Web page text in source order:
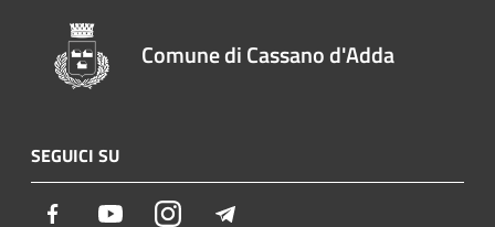
Comune di Cassano d'Adda
SEGUICI SU
Facebook YoutubeInstagram